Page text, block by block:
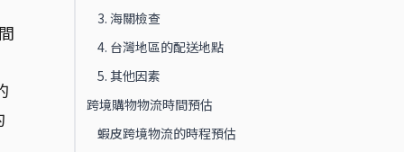
3. 海關檢查
4. 台灣地區的配送地點
5. 其他因素
跨境購物物流時間預估
蝦皮跨境物流的時程預估